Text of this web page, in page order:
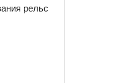
рельс